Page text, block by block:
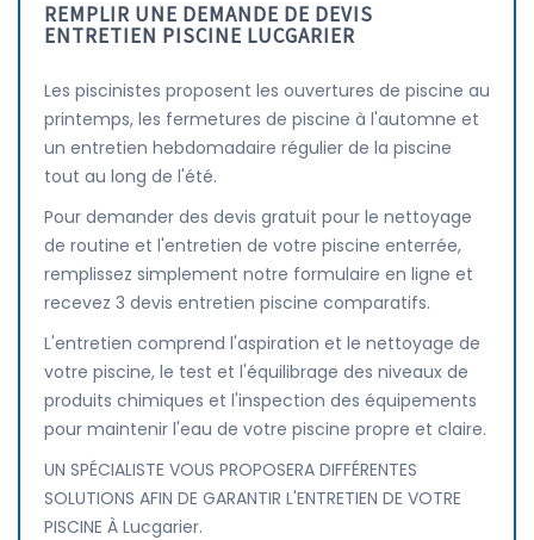
REMPLIR UNE DEMANDE DE DEVIS
ENTRETIEN PISCINE LUCGARIER
Les piscinistes proposent les ouvertures de piscine au
printemps, les fermetures de piscine à l'automne et
un entretien hebdomadaire régulier de la piscine
tout au long de l'été.
Pour demander des devis gratuit pour le nettoyage
de routine et l'entretien de votre piscine enterrée,
remplissez simplement notre formulaire en ligne et
recevez 3 devis entretien piscine comparatifs.
L'entretien comprend l'aspiration et le nettoyage de
votre piscine, le test et l'équilibrage des niveaux de
produits chimiques et l'inspection des équipements
pour maintenir l'eau de votre piscine propre et claire.
UN SPÉCIALISTE VOUS PROPOSERA DIFFÉRENTES
SOLUTIONS AFIN DE GARANTIR L'ENTRETIEN DE VOTRE
PISCINE À Lucgarier.